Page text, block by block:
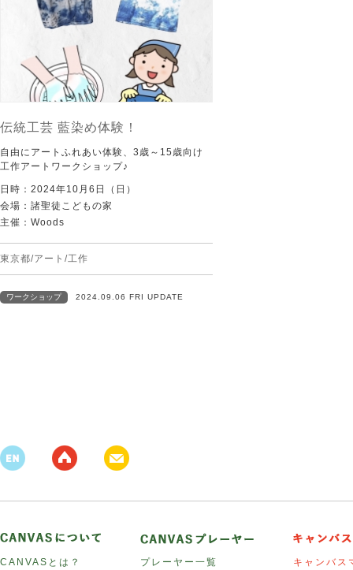
伝統工芸 藍染め体験！
自由にアートふれあい体験、3歳～15歳向け
工作アートワークショップ♪
日時：2024年10月6日（日）
会場：諸聖徒こどもの家
主催：Woods
東京都/アート/工作
ワークショップ 2024.09.06 FRI UPDATE
CANVASとは？
プレーヤー一覧
キャンバス